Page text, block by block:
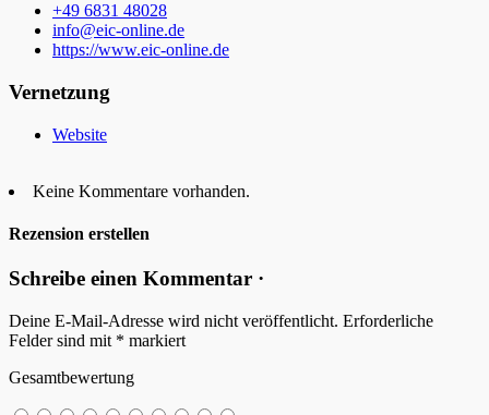
+49 6831 48028
info@eic-online.de
https://www.eic-online.de
Vernetzung
Website
Keine Kommentare vorhanden.
Rezension erstellen
Schreibe einen Kommentar ·
Deine E-Mail-Adresse wird nicht veröffentlicht. Erforderliche
Felder sind mit * markiert
Gesamtbewertung